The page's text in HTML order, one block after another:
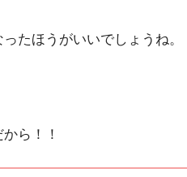
たほうがいいでしょうね。
ら！！